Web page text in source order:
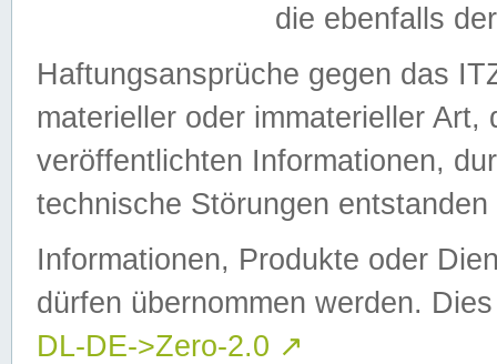
die ebenfalls
Haftungsansprüche gegen das
materieller oder immaterieller
veröffentlichten Informationen,
technische Störungen
Informationen, Produkte oder
dürfen übernommen werden.
DL-DE->Zero-2.0 ↗